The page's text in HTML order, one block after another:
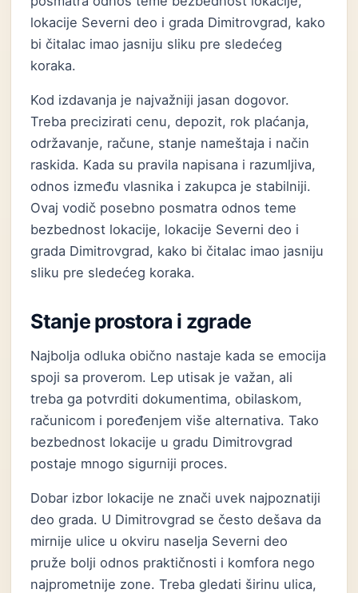
lokacije Severni deo i grada Dimitrovgrad, kako
bi čitalac imao jasniju sliku pre sledećeg
koraka.
Kod izdavanja je najvažniji jasan dogovor.
Treba precizirati cenu, depozit, rok plaćanja,
održavanje, račune, stanje nameštaja i način
raskida. Kada su pravila napisana i razumljiva,
odnos između vlasnika i zakupca je stabilniji.
Ovaj vodič posebno posmatra odnos teme
bezbednost lokacije, lokacije Severni deo i
grada Dimitrovgrad, kako bi čitalac imao jasniju
sliku pre sledećeg koraka.
Stanje prostora i zgrade
Najbolja odluka obično nastaje kada se emocija
spoji sa proverom. Lep utisak je važan, ali
treba ga potvrditi dokumentima, obilaskom,
računicom i poređenjem više alternativa. Tako
bezbednost lokacije u gradu Dimitrovgrad
postaje mnogo sigurniji proces.
Dobar izbor lokacije ne znači uvek najpoznatiji
deo grada. U Dimitrovgrad se često dešava da
mirnije ulice u okviru naselja Severni deo
pruže bolji odnos praktičnosti i komfora nego
najprometnije zone. Treba gledati širinu ulica,